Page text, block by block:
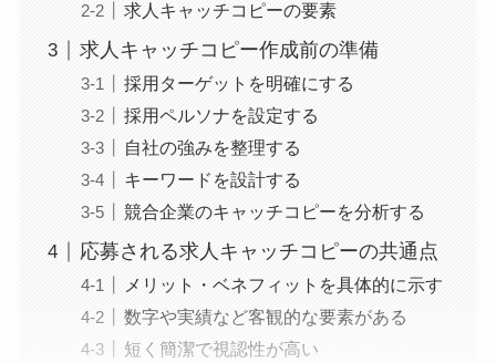
求人キャッチコピーの要素
求人キャッチコピー作成前の準備
採用ターゲットを明確にする
採用ペルソナを設定する
自社の強みを整理する
キーワードを設計する
競合企業のキャッチコピーを分析する
応募される求人キャッチコピーの共通点
メリット・ベネフィットを具体的に示す
数字や実績など客観的な要素がある
短く簡潔で視認性が高い